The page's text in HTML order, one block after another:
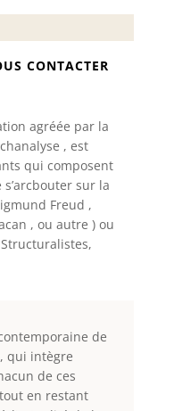
CONTACTER
agréée par la
, est
qui composent
sur la
Freud ,
, ou autre ) ou
de
qui intègre
de ces
en restant